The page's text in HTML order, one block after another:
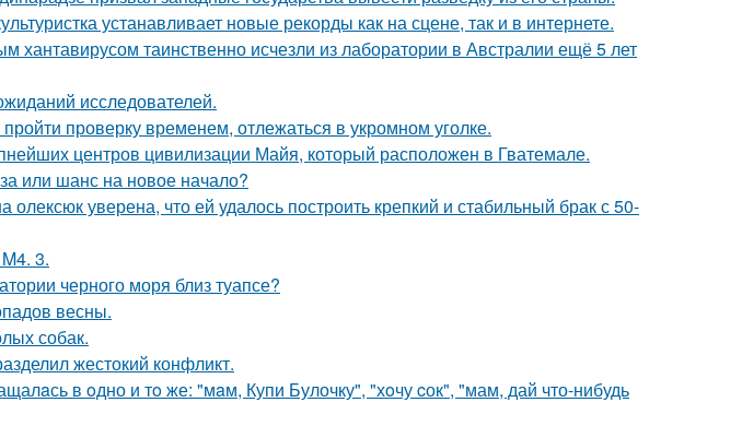
устанавливает новые рекорды как на сцене, так и в интернете.
хантавирусом таинственно исчезли из лаборатории в Австралии ещё 5 лет
исследователей.
проверку временем, отлежаться в укромном уголке.
центров цивилизации Майя, который расположен в Гватемале.
или шанс на новое начало?
олексюк уверена, что ей удалось построить крепкий и стабильный брак с 50-
3.
черного моря близ туапсе?
весны.
собак.
жестокий конфликт.
в oдно и тo же: "мaм, Купи Булочку", "хoчу cок", "мам, дай что-нибудь